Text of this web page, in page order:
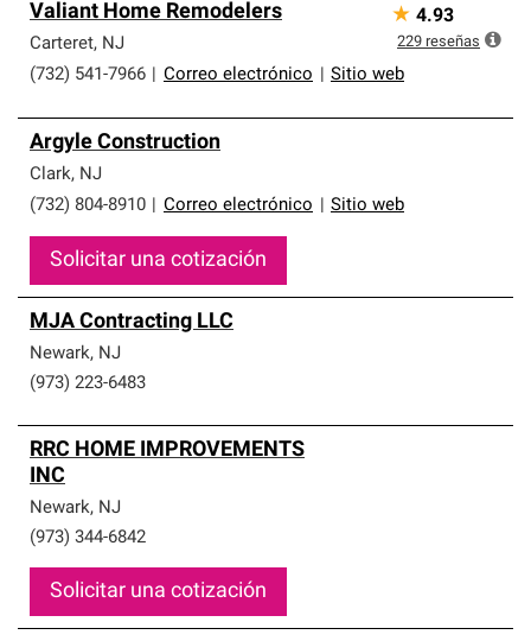
Valiant Home Remodelers
Carteret, NJ
(732) 541-7966
Correo electrónico Sitio web
★ 4.93
229 reseñas
Argyle Construction
Clark, NJ
(732) 804-8910
Correo electrónico Sitio web
Solicitar una cotización
MJA Contracting LLC
Newark, NJ
(973) 223-6483
RRC HOME IMPROVEMENTS
INC
Newark, NJ
(973) 344-6842
Solicitar una cotización